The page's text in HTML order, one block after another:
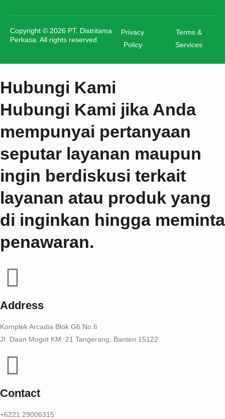
Copyright © 2026 PT. Distritama
Perkasa. All rights reserved.
Privacy
Policy
Terms &
Services
Hubungi Kami
Hubungi Kami jika Anda
mempunyai pertanyaan
seputar layanan maupun
ingin berdiskusi terkait
layanan atau produk yang
di inginkan hingga meminta
penawaran.
Address
Komplek Arcadia Blok G6 No.6
JI. Daan Mogot KM. 21 Tangerang, Banten 15122
Contact
+6221 29006315